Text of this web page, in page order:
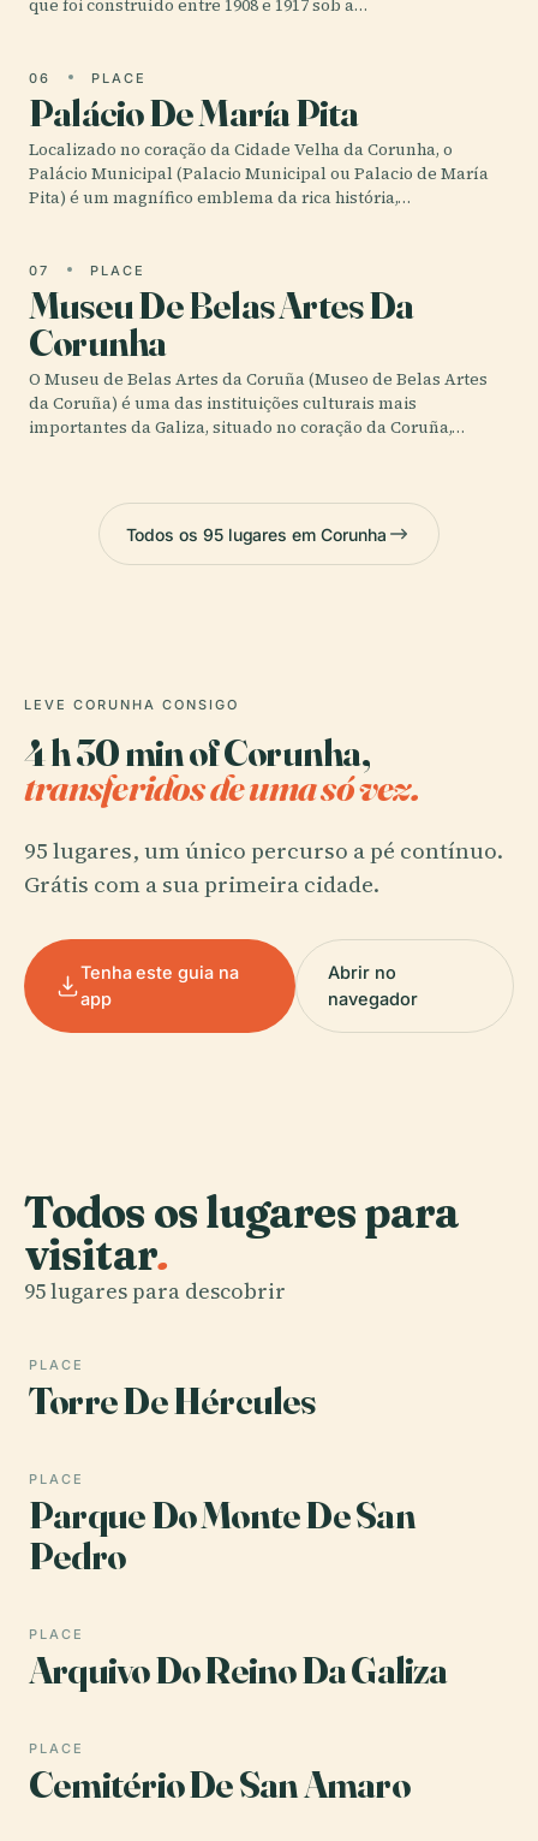
que foi construído entre 1908 e 1917 sob a…
06 PLACE
Palácio De María Pita
Localizado no coração da Cidade Velha da Corunha, o
Palácio Municipal (Palacio Municipal ou Palacio de María
Pita) é um magnífico emblema da rica história,…
07 PLACE
Museu De Belas Artes Da
Corunha
O Museu de Belas Artes da Coruña (Museo de Belas Artes
da Coruña) é uma das instituições culturais mais
importantes da Galiza, situado no coração da Coruña,…
Todos os 95 lugares em Corunha
LEVE CORUNHA CONSIGO
4 h 30 min of Corunha,
transferidos de uma só vez.
95 lugares, um único percurso a pé contínuo.
Grátis com a sua primeira cidade.
Tenha este guia na
app
Abrir no
navegador
Todos os lugares para
visitar.
95 lugares para descobrir
PLACE
Torre De Hércules
PLACE
Parque Do Monte De San
Pedro
PLACE
Arquivo Do Reino Da Galiza
PLACE
Cemitério De San Amaro